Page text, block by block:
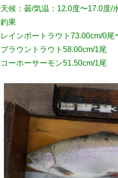
天候：曇/気温：12.0度〜17.0度/
釣果
レインボートラウト73.00cm/0尾
ブラウントラウト58.00cm/1尾
コーホーサーモン51.50cm/1尾